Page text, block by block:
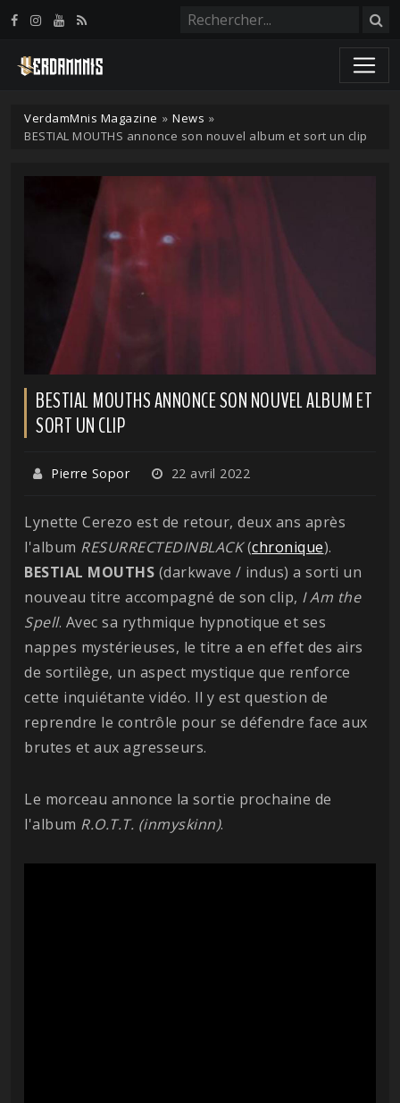
VerdamMnis Magazine » News »
BESTIAL MOUTHS annonce son nouvel album et sort un clip
BESTIAL MOUTHS ANNONCE SON NOUVEL ALBUM ET
SORT UN CLIP
Pierre Sopor 22 avril 2022
Lynette Cerezo est de retour, deux ans après
l'album RESURRECTEDINBLACK(chronique).
BESTIAL MOUTHS (darkwave / indus) a sorti un
nouveau titre accompagné de son clip, I Am the
Spell. Avec sa rythmique hypnotique et ses
nappes mystérieuses, le titre a en effet des airs
de sortilège, un aspect mystique que renforce
cette inquiétante vidéo. Il y est question de
reprendre le contrôle pour se défendre face aux
brutes et aux agresseurs.
Le morceau annonce la sortie prochaine de
l'album R.O.T.T. (inmyskinn).
Panneau de gestion des cookies